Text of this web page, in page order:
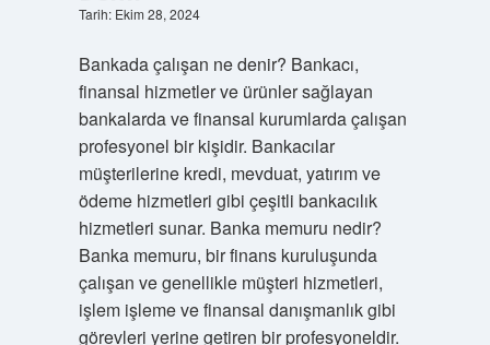
Tarih: Ekim 28, 2024
Bankada çalışan ne denir? Bankacı,
finansal hizmetler ve ürünler sağlayan
bankalarda ve finansal kurumlarda çalışan
profesyonel bir kişidir. Bankacılar
müşterilerine kredi, mevduat, yatırım ve
ödeme hizmetleri gibi çeşitli bankacılık
hizmetleri sunar. Banka memuru nedir?
Banka memuru, bir finans kuruluşunda
çalışan ve genellikle müşteri hizmetleri,
işlem işleme ve finansal danışmanlık gibi
görevleri yerine getiren bir profesyoneldir.